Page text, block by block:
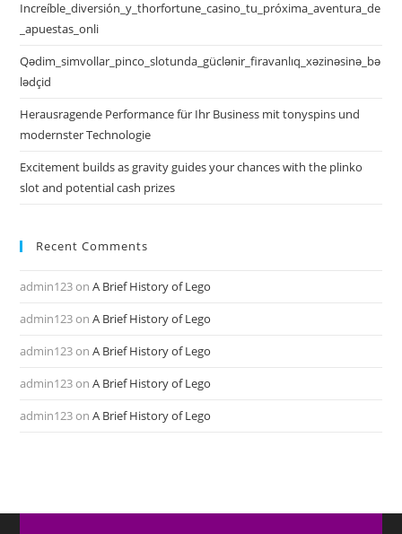
Increíble_diversión_y_thorfortune_casino_tu_próxima_aventura_de
_apuestas_onli
Qədim_simvollar_pinco_slotunda_güclənir_firavanlıq_xəzinəsinə_bə
lədçid
Herausragende Performance für Ihr Business mit tonyspins und
modernster Technologie
Excitement builds as gravity guides your chances with the plinko
slot and potential cash prizes
Recent Comments
admin123onA Brief History of Lego
admin123onA Brief History of Lego
admin123onA Brief History of Lego
admin123onA Brief History of Lego
admin123onA Brief History of Lego